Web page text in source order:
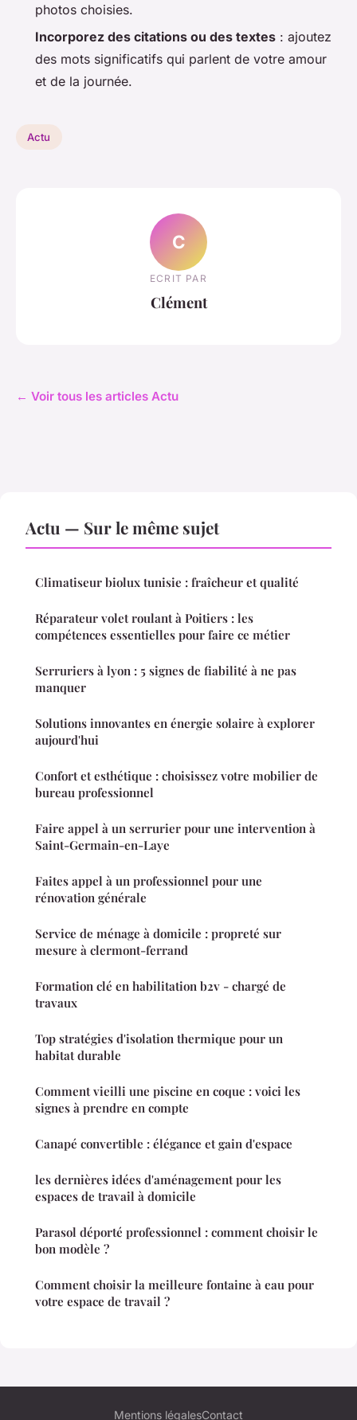
photos choisies.
Incorporez des citations ou des textes : ajoutez
des mots significatifs qui parlent de votre amour
et de la journée.
Actu
C
ECRIT PAR
Clément
← Voir tous les articles Actu
Actu — Sur le même sujet
Climatiseur biolux tunisie : fraîcheur et qualité
Réparateur volet roulant à Poitiers : les
compétences essentielles pour faire ce métier
Serruriers à lyon : 5 signes de fiabilité à ne pas
manquer
Solutions innovantes en énergie solaire à explorer
aujourd'hui
Confort et esthétique : choisissez votre mobilier de
bureau professionnel
Faire appel à un serrurier pour une intervention à
Saint-Germain-en-Laye
Faites appel à un professionnel pour une
rénovation générale
Service de ménage à domicile : propreté sur
mesure à clermont-ferrand
Formation clé en habilitation b2v - chargé de
travaux
Top stratégies d'isolation thermique pour un
habitat durable
Comment vieilli une piscine en coque : voici les
signes à prendre en compte
Canapé convertible : élégance et gain d'espace
les dernières idées d'aménagement pour les
espaces de travail à domicile
Parasol déporté professionnel : comment choisir le
bon modèle ?
Comment choisir la meilleure fontaine à eau pour
votre espace de travail ?
Mentions légalesContact